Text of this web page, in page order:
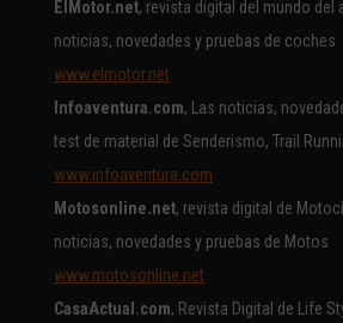
ElMotor.net, revista digital del mundo del
noticias, novedades y pruebas de coches
www.elmotor.net
Infoaventura.com, Las noticias,
test de material de Senderismo, Trail
www.infoaventura.com
Motosonline.net, revista digital de
noticias, novedades y pruebas de Motos
www.motosonline.net
CasaActual.com, Revista Digital de Life